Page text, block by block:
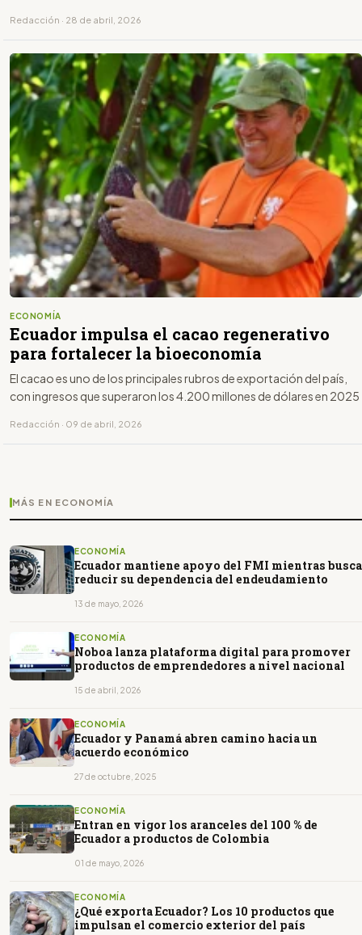
Redacción · 28 de abril, 2026
ECONOMÍA
Ecuador impulsa el cacao regenerativo
para fortalecer la bioeconomía
El cacao es uno de los principales rubros de exportación del país,
con ingresos que superaron los 4.200 millones de dólares en 2025
Redacción · 09 de abril, 2026
MÁS EN ECONOMÍA
ECONOMÍA
Ecuador mantiene apoyo del FMI mientras busca
reducir su dependencia del endeudamiento
13 de mayo, 2026
ECONOMÍA
Noboa lanza plataforma digital para promover
productos de emprendedores a nivel nacional
15 de abril, 2026
ECONOMÍA
Ecuador y Panamá abren camino hacia un
acuerdo económico
27 de octubre, 2025
ECONOMÍA
Entran en vigor los aranceles del 100 % de
Ecuador a productos de Colombia
01 de mayo, 2026
ECONOMÍA
¿Qué exporta Ecuador? Los 10 productos que
impulsan el comercio exterior del país